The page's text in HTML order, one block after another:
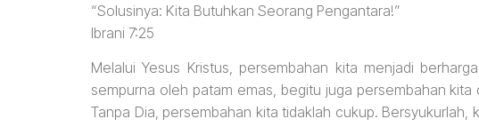
“Solusinya: Kita Butuhkan Seorang Pengantara!”
Ibrani 7:25
Melalui Yesus Kristus, persembahan kita menjadi
sempurna oleh patam emas, begitu juga persembahan
Tanpa Dia, persembahan kita tidaklah cukup.